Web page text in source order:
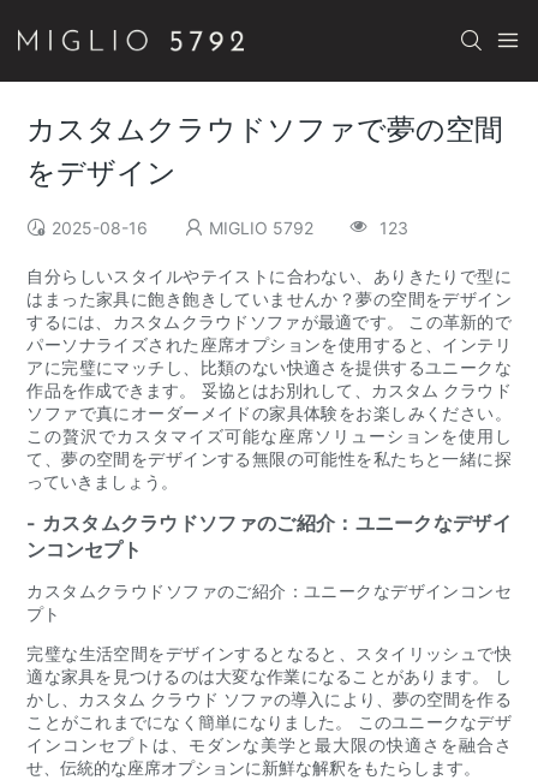
カスタムクラウドソファで夢の空間
をデザイン
2025-08-16 MIGLIO 5792 123
自分らしいスタイルやテイストに合わない、ありきたりで型に
はまった家具に飽き飽きしていませんか？夢の空間をデザイン
するには、カスタムクラウドソファが最適です。 この革新的で
パーソナライズされた座席オプションを使用すると、インテリ
アに完璧にマッチし、比類のない快適さを提供するユニークな
作品を作成できます。 妥協とはお別れして、カスタム クラウド
ソファで真にオーダーメイドの家具体験をお楽しみください。
この贅沢でカスタマイズ可能な座席ソリューションを使用し
て、夢の空間をデザインする無限の可能性を私たちと一緒に探
っていきましょう。
- カスタムクラウドソファのご紹介：ユニークなデザイ
ンコンセプト
カスタムクラウドソファのご紹介：ユニークなデザインコンセ
プト
完璧な生活空間をデザインするとなると、スタイリッシュで快
適な家具を見つけるのは大変な作業になることがあります。 し
かし、カスタム クラウド ソファの導入により、夢の空間を作る
ことがこれまでになく簡単になりました。 このユニークなデザ
インコンセプトは、モダンな美学と最大限の快適さを融合さ
せ、伝統的な座席オプションに新鮮な解釈をもたらします。